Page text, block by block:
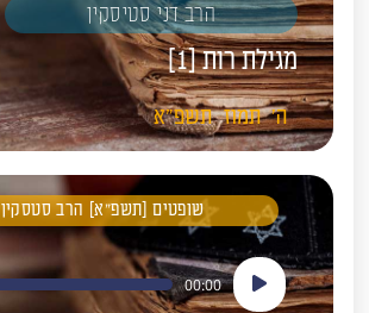
הרב דני סטיסקין
מגילת רות [1]
ה' תמוז תשפ"א
שופטים [תשפ"א] הרב סטסקין
נגן
אודיו
00:00